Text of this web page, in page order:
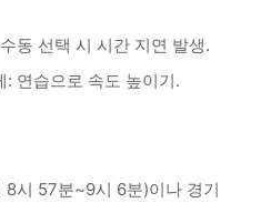
동 선택 시 시간 지연 발생.
: 연습으로 속도 높이기.
8시 57분~9시 6분)이나 경기